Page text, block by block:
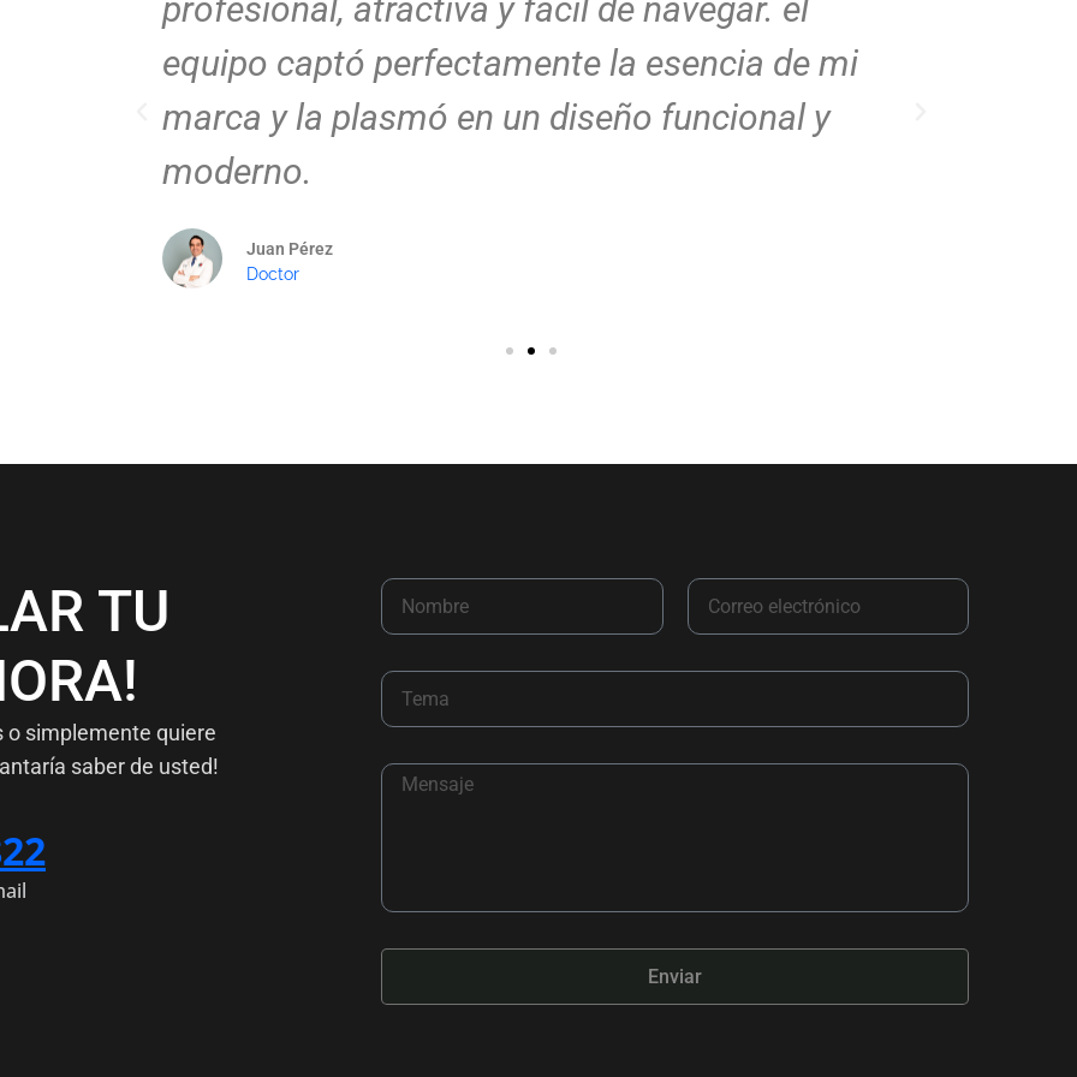
mis
profesional, atractiva y fácil de navegar. el
equipo captó perfectamente la esencia de mi
marca y la plasmó en un diseño funcional y
moderno.
Juan Pérez
Doctor
TU
o simplemente quiere
saber de usted!
Enviar